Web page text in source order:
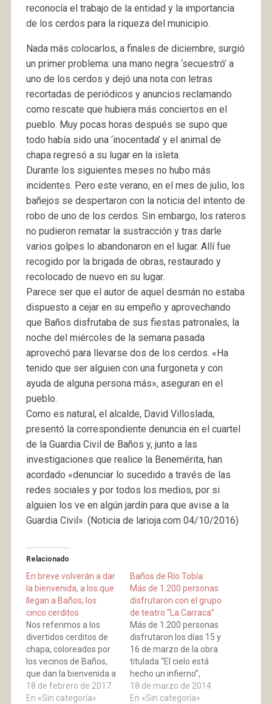
reconocía el trabajo de la entidad y la importancia
de los cerdos para la riqueza del municipio.
Nada más colocarlos, a finales de diciembre, surgió
un primer problema: una mano negra ‘secuestró’ a
uno de los cerdos y dejó una nota con letras
recortadas de periódicos y anuncios reclamando
como rescate que hubiera más conciertos en el
pueblo. Muy pocas horas después se supo que
todo había sido una ‘inocentada’ y el animal de
chapa regresó a su lugar en la isleta.
Durante los siguientes meses no hubo más
incidentes. Pero este verano, en el mes de julio, los
bañejos se despertaron con la noticia del intento de
robo de uno de los cerdos. Sin embargo, los rateros
no pudieron rematar la sustracción y tras darle
varios golpes lo abandonaron en el lugar. Allí fue
recogido por la brigada de obras, restaurado y
recolocado de nuevo en su lugar.
Parece ser que el autor de aquel desmán no estaba
dispuesto a cejar en su empeño y aprovechando
que Baños disfrutaba de sus fiestas patronales, la
noche del miércoles de la semana pasada
aprovechó para llevarse dos de los cerdos. «Ha
tenido que ser alguien con una furgoneta y con
ayuda de alguna persona más», aseguran en el
pueblo.
Como es natural, el alcalde, David Villoslada,
presentó la correspondiente denuncia en el cuartel
de la Guardia Civil de Baños y, junto a las
investigaciones que realice la Benemérita, han
acordado «denunciar lo sucedido a través de las
redes sociales y por todos los medios, por si
alguien los ve en algún jardín para que avise a la
Guardia Civil». (Noticia de larioja.com 04/10/2016)
Relacionado
En breve volverán a dar
la bienvenida, a los que
llegan a Baños, los
cinco cerditos
Nos referimos a los
divertidos cerditos de
chapa, coloreados por
los vecinos de Baños,
que dan la bienvenida a
quien llega a nuestra
localidad y que el robo
18 de febrero de 2017
En «Sin categoría»
Baños de Río Tobía:
Más de 1.200 personas
disfrutaron con el grupo
de teatro “La Carraca”
Más de 1.200 personas
disfrutaron los días 15 y
16 de marzo de la obra
titulada “El cielo está
hecho un infierno”,
representada durante
tres sesiones, en el
18 de marzo de 2014
En «Sin categoría»